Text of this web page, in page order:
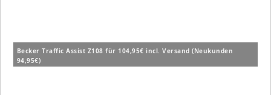
Becker Traffic Assist Z108 für 104,95€ incl. Versand (Neukunden
94,95€)